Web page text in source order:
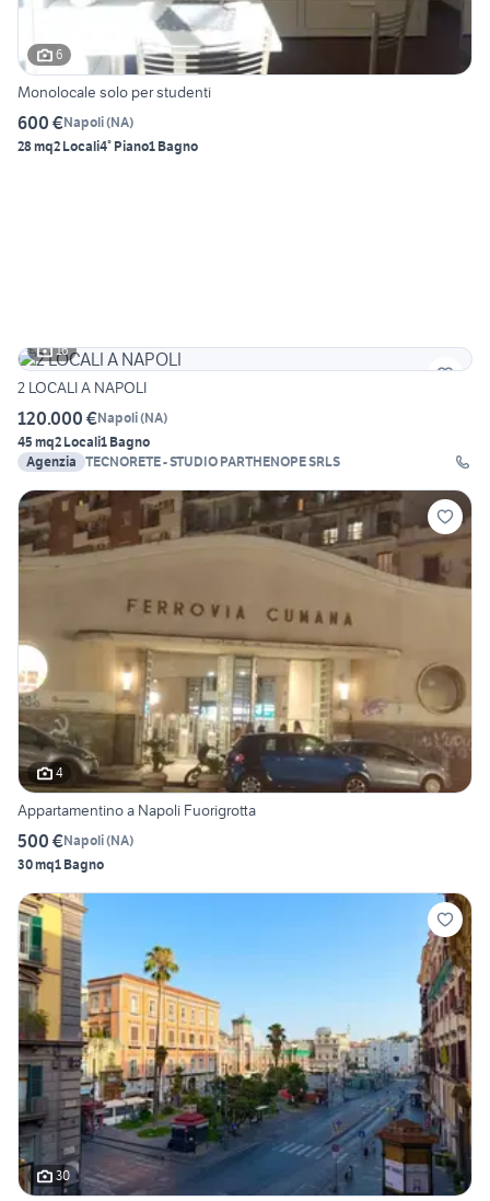
6
Monolocale solo per studenti
600 €Napoli(NA)
28 mq2 Locali4° Piano1 Bagno
16
2 LOCALI A NAPOLI
120.000 €Napoli(NA)
45 mq2 Locali1 Bagno
Agenzia
TECNORETE - STUDIO PARTHENOPE SRLS
4
Appartamentino a Napoli Fuorigrotta
500 €Napoli(NA)
30 mq1 Bagno
30